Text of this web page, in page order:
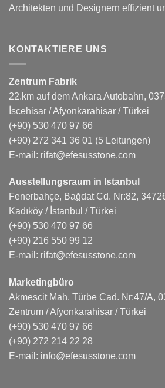
Architekten und Designern effizient
KONTAKTIERE UNS
Zentrum Fabrik
22.km auf dem Ankara Autobahn,
İscehisar / Afyonkarahisar / Türkei
(+90) 530 470 97 66
(+90) 272 341 36 01 (5 Leitungen)
E-mail: rifat@efesusstone.com
Ausstellungsraum in
Fenerbahçe, Bağdat Cd. Nr:82,
Kadıköy / İstanbul / Türkei
(+90) 530 470 97 66
(+90) 216 550 99 12
E-mail: rifat@efesusstone.com
Marketingbüro
Akmescit Mah. Türbe Cad. Nr:47/A,
Zentrum / Afyonkarahisar / Türkei
(+90) 530 470 97 66
(+90) 272 214 22 28
E-mail: info@efesusstone.com